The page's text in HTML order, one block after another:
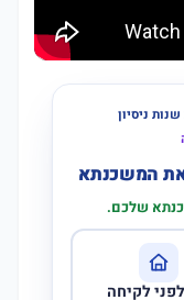
את המשכנתא
שלכם.
לקיחה